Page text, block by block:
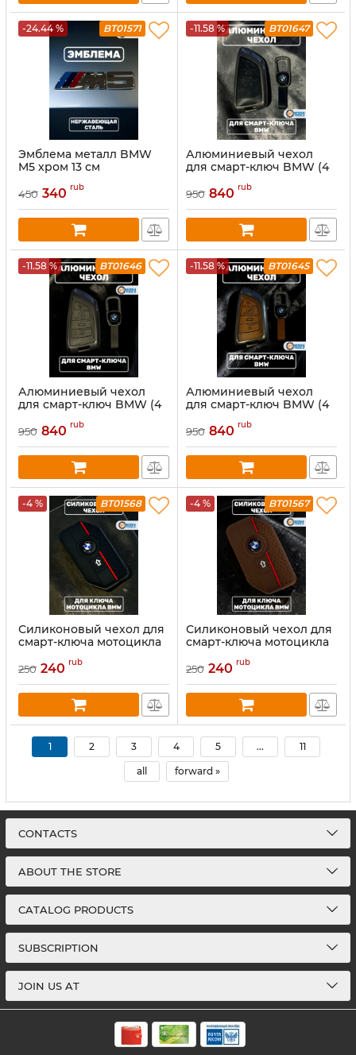
-24.44 % BT01571
Эмблема металл BMW
M5 хром 13 см
450 340 rub
-11.58 % BT01647
Алюминиевый чехол
для смарт-ключ BMW (4
950 840 rub
-11.58 % BT01646
Алюминиевый чехол
для смарт-ключ BMW (4
950 840 rub
-11.58 % BT01645
Алюминиевый чехол
для смарт-ключ BMW (4
950 840 rub
-4 % BT01568
Силиконовый чехол для
смарт-ключа мотоцикла
250 240 rub
-4 % BT01567
Силиконовый чехол для
смарт-ключа мотоцикла
250 240 rub
1 2 3 4 5 ... 11
all forward »
CONTACTS
ABOUT THE STORE
CATALOG PRODUCTS
SUBSCRIPTION
JOIN US AT